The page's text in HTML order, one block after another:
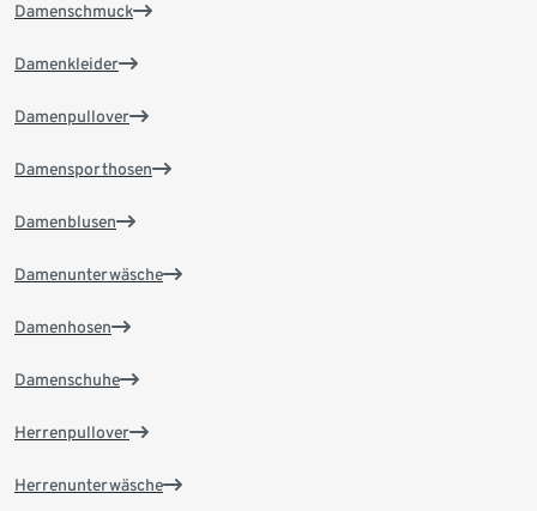
Damenschmuck
Damenkleider
Damenpullover
Damensporthosen
Damenblusen
Damenunterwäsche
Damenhosen
Damenschuhe
Herrenpullover
Herrenunterwäsche